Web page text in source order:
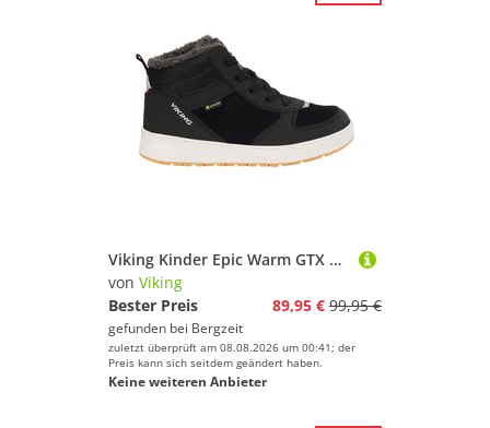
Viking Kinder Epic Warm GTX Schuhe
von Viking
Bester Preis
89,95 € 99,95 €
gefunden bei Bergzeit
zuletzt überprüft am 08.08.2026 um 00:41; der
Preis kann sich seitdem geändert haben.
Keine weiteren Anbieter